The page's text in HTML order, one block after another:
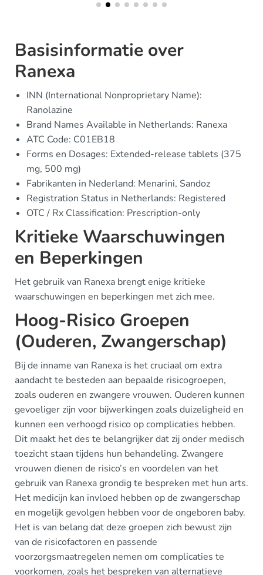
Basisinformatie over
Ranexa
INN (International Nonproprietary Name):
Ranolazine
Brand Names Available in Netherlands: Ranexa
ATC Code: C01EB18
Forms en Dosages: Extended-release tablets (375
mg, 500 mg)
Fabrikanten in Nederland: Menarini, Sandoz
Registration Status in Netherlands: Registered
OTC / Rx Classification: Prescription-only
Kritieke Waarschuwingen
en Beperkingen
Het gebruik van Ranexa brengt enige kritieke
waarschuwingen en beperkingen met zich mee.
Hoog-Risico Groepen
(Ouderen, Zwangerschap)
Bij de inname van Ranexa is het cruciaal om extra
aandacht te besteden aan bepaalde risicogroepen,
zoals ouderen en zwangere vrouwen. Ouderen kunnen
gevoeliger zijn voor bijwerkingen zoals duizeligheid en
kunnen een verhoogd risico op complicaties hebben.
Dit maakt het des te belangrijker dat zij onder medisch
toezicht staan tijdens hun behandeling. Zwangere
vrouwen dienen de risico’s en voordelen van het
gebruik van Ranexa grondig te bespreken met hun arts.
Het medicijn kan invloed hebben op de zwangerschap
en mogelijk gevolgen hebben voor de ongeboren baby.
Het is van belang dat deze groepen zich bewust zijn
van de risicofactoren en passende
voorzorgsmaatregelen nemen om complicaties te
voorkomen, zoals het bespreken van alternatieve